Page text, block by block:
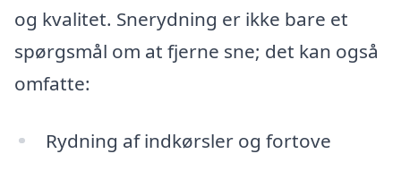
og kvalitet. Snerydning er ikke bare et
spørgsmål om at fjerne sne; det kan også
omfatte:
Rydning af indkørsler og fortove